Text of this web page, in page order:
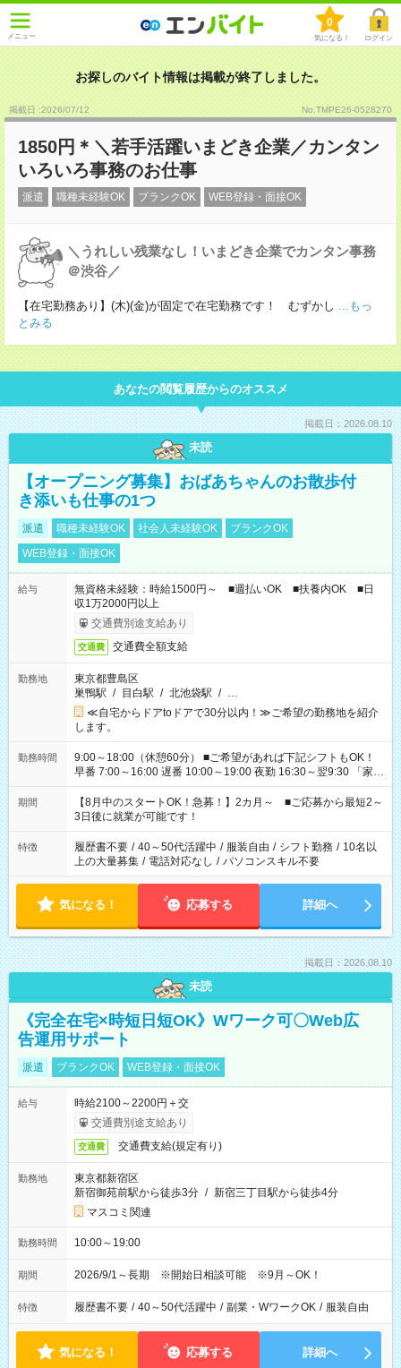
メニュー
0
気になる！ ログイン
お探しのバイト情報は掲載が終了しました。
掲載日 :2026/07/12 No.TMPE26-0528270
1850円＊＼若手活躍いまどき企業／カンタン
いろいろ事務のお仕事
派遣 職種未経験OK ブランクOK WEB登録・面接OK
＼うれしい残業なし！いまどき企業でカンタン事務
＠渋谷／
【在宅勤務あり】(木)(金)が固定で在宅勤務です！ むずかし ...もっ
とみる
あなたの閲覧履歴からのオススメ
掲載日：2026.08.10
未読
【オープニング募集】おばあちゃんのお散歩付
き添いも仕事の1つ
派遣 職種未経験OK 社会人未経験OK
ブランクOK
WEB登録・面接OK
給与
無資格未経験：時給1500円～ ■週払いOK ■扶養内OK ■日
収1万2000円以上
交通費別途支給あり
交通費 交通費全額支給
勤務地
東京都豊島区
巣鴨駅 / 目白駅 / 北池袋駅 / …
≪自宅からドアtoドアで30分以内！≫ご希望の勤務地を紹介
します。
勤務時間
9:00～18:00（休憩60分） ■ご希望があれば下記シフトもOK！
早番 7:00～16:00 遅番 10:00～19:00 夜勤 16:30～翌9:30 「家族
と休みを合わせたい」 「余裕を持って夕飯の準備がしたい」
「できれば残業はしたくない」 など、ご希望を教えてください
ね。 ※Wワーク希望の方へ 今ご覧のお仕事で希望する勤務時間
と、もう1つのお仕事の勤務時間。 合計で週40時間を超える場
合は応募できません。
期間
【8月中のスタートOK！急募！】2カ月～ ■ご応募から最短2～
3日後に就業が可能です！
特徴 履歴書不要 / 40～50代活躍中 / 服装自由 / シフト勤務 / 10名以
上の大量募集 / 電話対応なし / パソコンスキル不要
気になる！ 応募する 詳細へ
掲載日：2026.08.10
未読
《完全在宅×時短日短OK》Wワーク可〇Web広
告運用サポート
派遣 ブランクOK WEB登録・面接OK
給与
時給2100～2200円＋交
交通費別途支給あり
交通費 交通費支給(規定有り)
勤務地
東京都新宿区
新宿御苑前駅から徒歩3分 / 新宿三丁目駅から徒歩4分
マスコミ関連
勤務時間 10:00～19:00
期間 2026/9/1～長期 ※開始日相談可能 ※9月～OK！
特徴 履歴書不要 / 40～50代活躍中 / 副業・WワークOK / 服装自由
気になる！ 応募する 詳細へ